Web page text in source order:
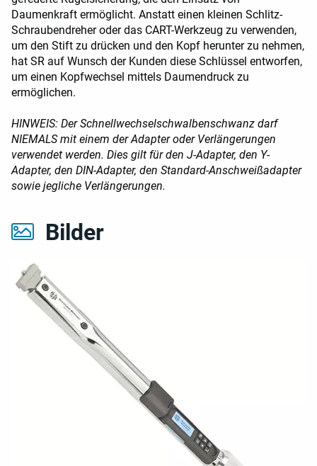
Bilder
Daumenkraft ermöglicht. Anstatt einen kleinen Schlitz-
Schraubendreher oder das CART-Werkzeug zu verwenden,
um den Stift zu drücken und den Kopf herunter zu nehmen,
hat SR auf Wunsch der Kunden diese Schlüssel entworfen,
um einen Kopfwechsel mittels Daumendruck zu
ermöglichen.
HINWEIS: Der Schnellwechselschwalbenschwanz darf
NIEMALS mit einem der Adapter oder Verlängerungen
verwendet werden. Dies gilt für den J-Adapter, den Y-
Adapter, den DIN-Adapter, den Standard-Anschweißadapter
sowie jegliche Verlängerungen.